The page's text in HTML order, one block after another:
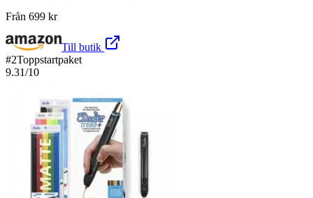
Från 699 kr
Till butik
#2Toppstartpaket
9.31/10